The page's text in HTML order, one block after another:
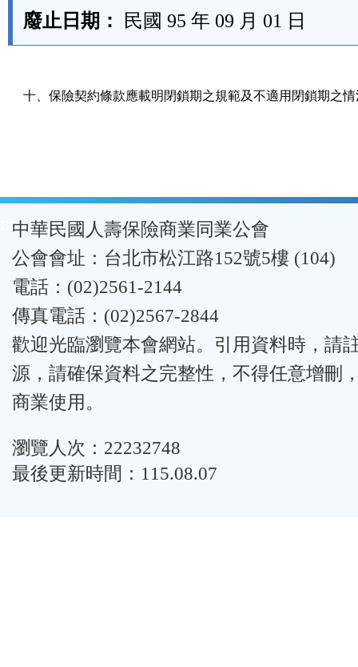
廢止日期：
民國 95 年 09 月 01 日
十、保險契約條款應載明閉鎖期之規範及不適用閉鎖期之
:::中華民國人壽保險商業同業公會
公會會址：台北市松江路152號5樓 (104)
電話：(02)2561-2144
傳真電話：(02)2567-2844
歡迎光臨瀏覽本會網站。引用資料時，請
源，請確保資料之完整性，不得任意增刪
商業使用。
瀏覽人次：22232748
最後更新時間：115.08.07